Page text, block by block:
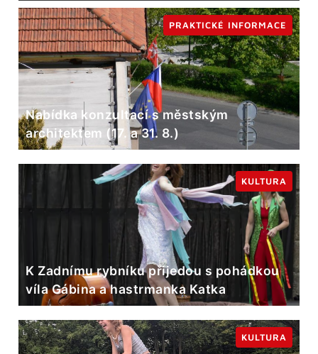
Nabídka konzultací s městským
architektem (17. a 31. 8.)
PRAKTICKÉ INFORMACE
K Zadnímu rybníku přijedou s pohádkou
víla Gábina a hastrmanka Katka
KULTURA
KULTURA